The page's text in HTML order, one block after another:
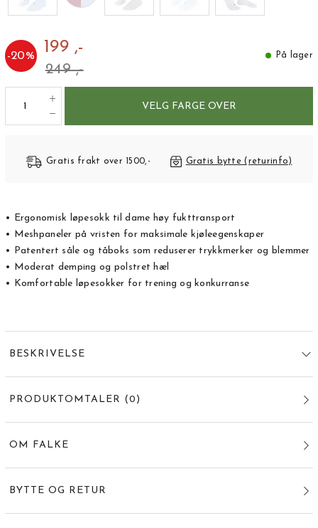
-20% 199 ,-
249 ,-
På lager
VELG FARGE OVER
Gratis frakt over 1500,- Gratis bytte (returinfo)
• Ergonomisk løpesokk til dame høy fukttransport
• Meshpaneler på vristen for maksimale kjøleegenskaper
• Patentert såle og tåboks som reduserer trykkmerker og blemmer
• Moderat demping og polstret hæl
• Komfortable løpesokker for trening og konkurranse
BESKRIVELSE
PRODUKTOMTALER (0 )
OM FALKE
BYTTE OG RETUR